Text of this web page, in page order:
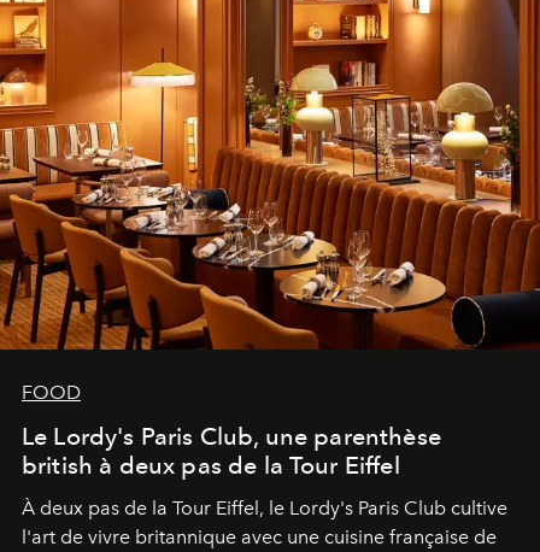
FOOD
Le Lordy's Paris Club, une parenthèse
british à deux pas de la Tour Eiffel
À deux pas de la Tour Eiffel, le Lordy's Paris Club cultive
l'art de vivre britannique avec une cuisine française de